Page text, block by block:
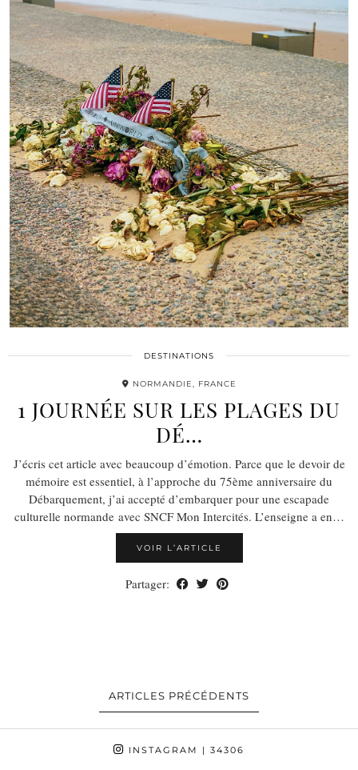
DESTINATIONS
NORMANDIE, FRANCE
1 JOURNÉE SUR LES PLAGES DU
DÉ…
J’écris cet article avec beaucoup d’émotion. Parce que le devoir de
mémoire est essentiel, à l’approche du 75ème anniversaire du
Débarquement, j’ai accepté d’embarquer pour une escapade
culturelle normande avec SNCF Mon Intercités. L’enseigne a en…
VOIR L’ARTICLE
Partager:
ARTICLES PRÉCÉDENTS
INSTAGRAM | 34306